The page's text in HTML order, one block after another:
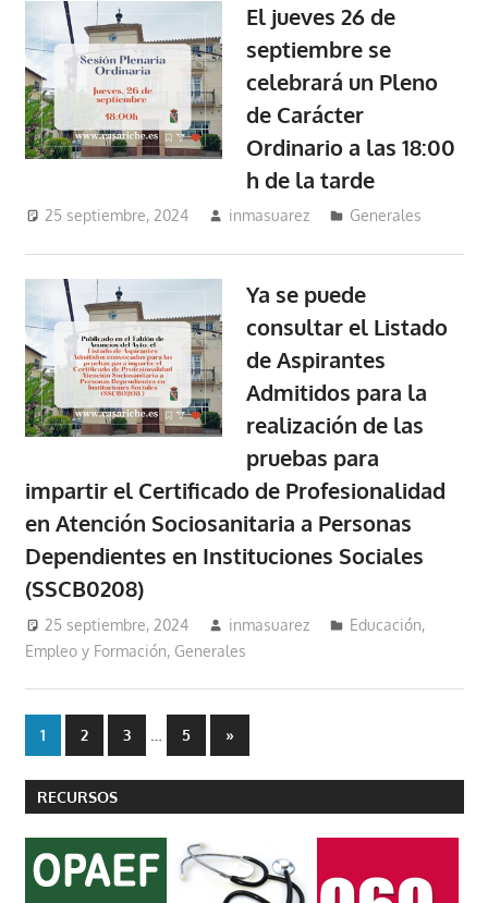
El jueves 26 de
septiembre se
celebrará un Pleno
de Carácter
Ordinario a las 18:00
h de la tarde
25 septiembre, 2024 inmasuarez Generales
Ya se puede
consultar el Listado
de Aspirantes
Admitidos para la
realización de las
pruebas para
impartir el Certificado de Profesionalidad
en Atención Sociosanitaria a Personas
Dependientes en Instituciones Sociales
(SSCB0208)
25 septiembre, 2024 inmasuarez
Educación,
Empleo y Formación, Generales
Paginación
de
entradas
1 2 3 … 5
Entradas
siguientes
»
RECURSOS